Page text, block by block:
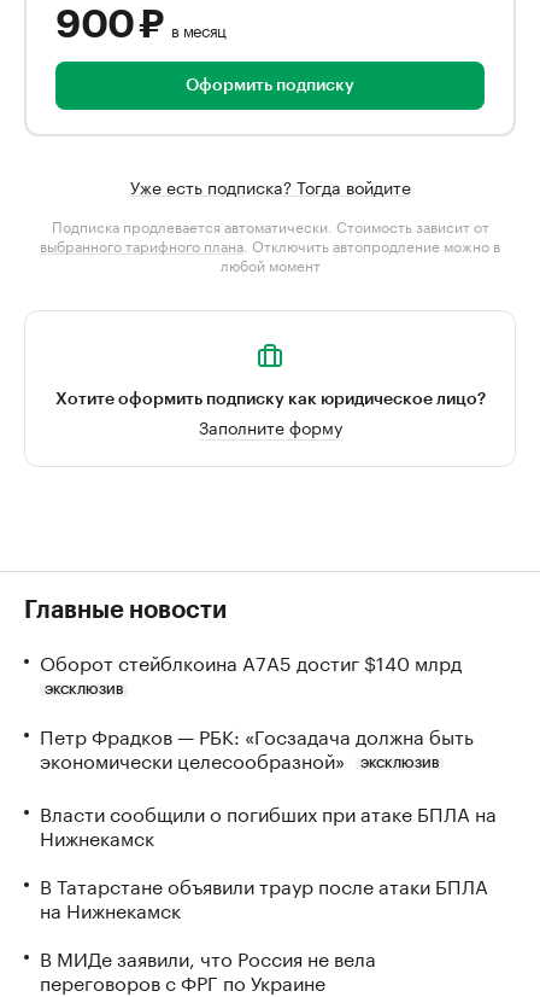
900 ₽ в месяц
Оформить подписку
Уже есть подписка? Тогда войдите
Подписка продлевается автоматически. Стоимость зависит от
выбранного тарифного плана . Отключить автопродление можно в
любой момент
Хотите оформить подписку как юридическое лицо?
Заполните форму
Главные новости
Оборот стейблкоина А7А5 достиг $140 млрд
ЭКСКЛЮЗИВ
Петр Фрадков — РБК: «Госзадача должна быть
экономически целесообразной»
ЭКСКЛЮЗИВ
Власти сообщили о погибших при атаке БПЛА на
Нижнекамск
В Татарстане объявили траур после атаки БПЛА
на Нижнекамск
В МИДе заявили, что Россия не вела
переговоров с ФРГ по Украине